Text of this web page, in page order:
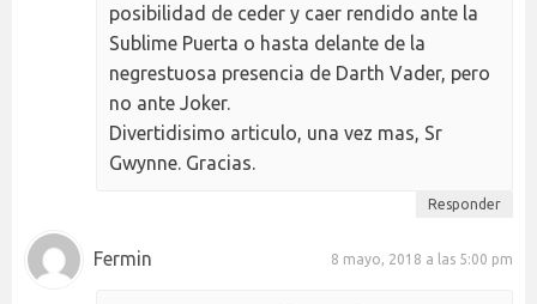
posibilidad de ceder y caer rendido ante la
Sublime Puerta o hasta delante de la
negrestuosa presencia de Darth Vader, pero
no ante Joker.
Divertidisimo articulo, una vez mas, Sr
Gwynne. Gracias.
Responder
Fermin 8 mayo, 2018 a las 5:00 pm